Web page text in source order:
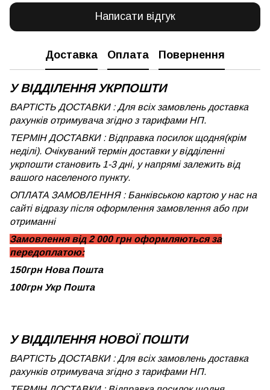
Написати відгук
Доставка Оплата Повернення
У ВІДДІЛЕННЯ УКРПОШТИ
ВАРТІСТЬ ДОСТАВКИ : Для всіх замовлень доставка
рахунків отримувача згідно з тарифами НП.
ТЕРМІН ДОСТАВКИ : Відправка посилок щодня(крім
неділі). Очікуваний термін доставки у відділенні
укрпошти становить 1-3 дні, у напрямі залежить від
вашого населеного пункту.
ОПЛАТА ЗАМОВЛЕННЯ : Банківською картою у нас на
сайті відразу після оформлення замовлення або при
отриманні
Замовлення від 2 000 грн оформляються за
передоплатою:
150грн Нова Пошта
100грн Укр Пошта
У ВІДДІЛЕННЯ НОВОЇ ПОШТИ
ВАРТІСТЬ ДОСТАВКИ : Для всіх замовлень доставка
рахунків отримувача згідно з тарифами НП.